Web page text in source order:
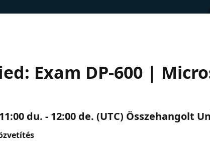
Exam DP-600 |
du. - 12:00 de. (UTC) Összehangolt